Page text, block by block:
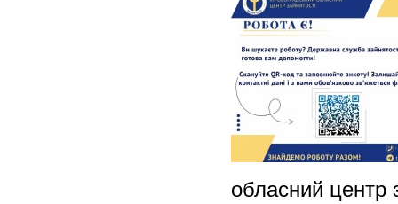
обласний центр